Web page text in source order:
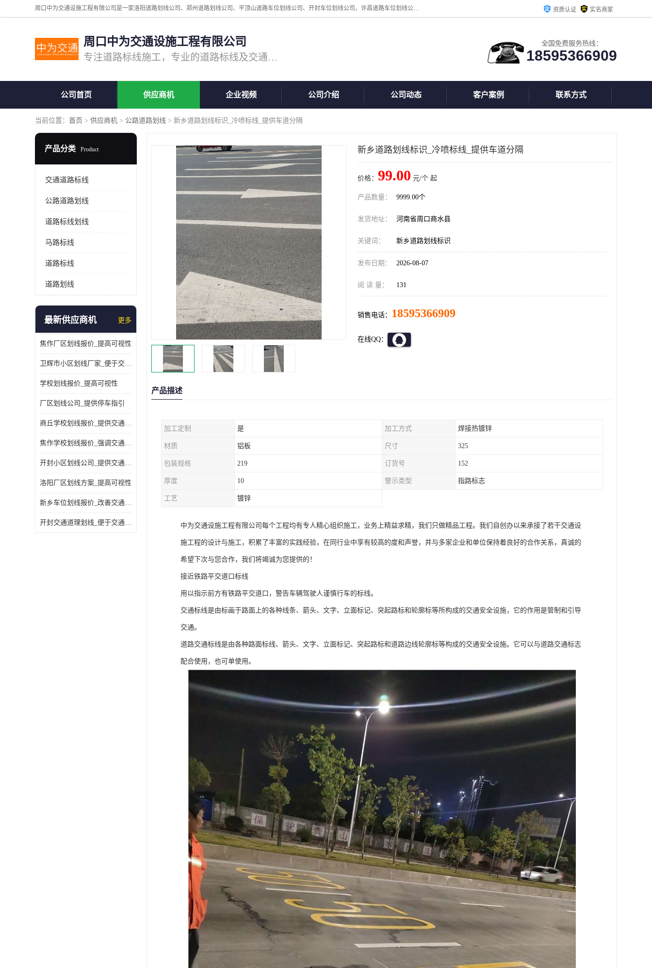
周口中为交通设施工程有限公司是一家洛阳道路划线公司、郑州道路划线公司、平顶山道路车位划线公司、开封车位划线公司、许昌道路车位划线公司、漯河道路车位划线公司，公司始终坚持“诚信、匠心、专注”的宗旨；我们的经营理念是：的服务。 资质认证 实名商家
周口中为交通设施工程有限公司
专注道路标线施工，专业的道路标线及交通设施施工服务商!
全国免费服务热线：
18595366909
公司首页 供应商机 企业视频 公司介绍 公司动态 客户案例 联系方式
当前位置： 首页 > 供应商机 > 公路道路划线 > 新乡道路划线标识_冷喷标线_提供车道分隔
产品分类 Product
交通道路标线
公路道路划线
道路标线划线
马路标线
道路标线
道路划线
最新供应商机 更多
焦作厂区划线报价_提高可视性
卫辉市小区划线厂家_便于交通管理
学校划线报价_提高可视性
厂区划线公司_提供停车指引
商丘学校划线报价_提供交通信息
焦作学校划线报价_强调交通规则
开封小区划线公司_提供交通信息
洛阳厂区划线方案_提高可视性
新乡车位划线报价_改善交通效率
开封交通道理划线_便于交通管理
新乡道路划线标识_冷喷标线_提供车道分隔
价格： 99.00 元/个 起
产品数量： 9999.00个
发货地址： 河南省周口商水县
关键词： 新乡道路划线标识
发布日期： 2026-08-07
阅 读 量： 131
销售电话： 18595366909
在线QQ：
产品描述
加工定制 是 加工方式 焊接热镀锌
材质 铝板 尺寸 325
包装规格 219 订货号 152
厚度 10 警示类型 指路标志
工艺 镀锌
中为交通设施工程有限公司每个工程均有专人精心组织施工，业务上精益求精，我们只做精品工程。我们自创办以来承接了若干交通设
施工程的设计与施工，积累了丰富的实践经验，在同行业中享有较高的度和声誉，并与多家企业和单位保持着良好的合作关系，真诚的
希望下次与您合作，我们将竭诚为您提供的！
接近铁路平交道口标线
用以指示前方有铁路平交道口，警告车辆驾驶人谨慎行车的标线。
交通标线是由标画于路面上的各种线条、箭头、文字、立面标记、突起路标和轮廓标等所构成的交通安全设施，它的作用是管制和引导
交通。
道路交通标线是由各种路面标线、箭头、文字、立面标记、突起路标和道路边线轮廓标等构成的交通安全设施。它可以与道路交通标志
配合使用，也可单使用。